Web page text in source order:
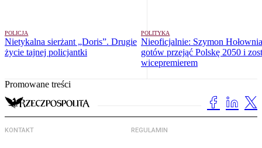
POLICJA
Nietykalna sierżant „Doris”. Drugie
życie tajnej policjantki
POLITYKA
Nieoficjalnie: Szymon Hołownia
gotów przejąć Polskę 2050 i
wicepremierem
Promowane treści
KONTAKT REGULAMIN